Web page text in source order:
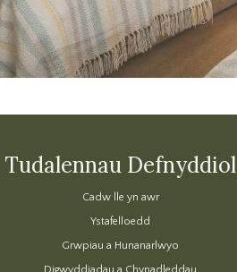
Tudalennau Defnyddiol
Cadw lle yn awr
Ystafelloedd
Grwpiau a Hunanarlwyo